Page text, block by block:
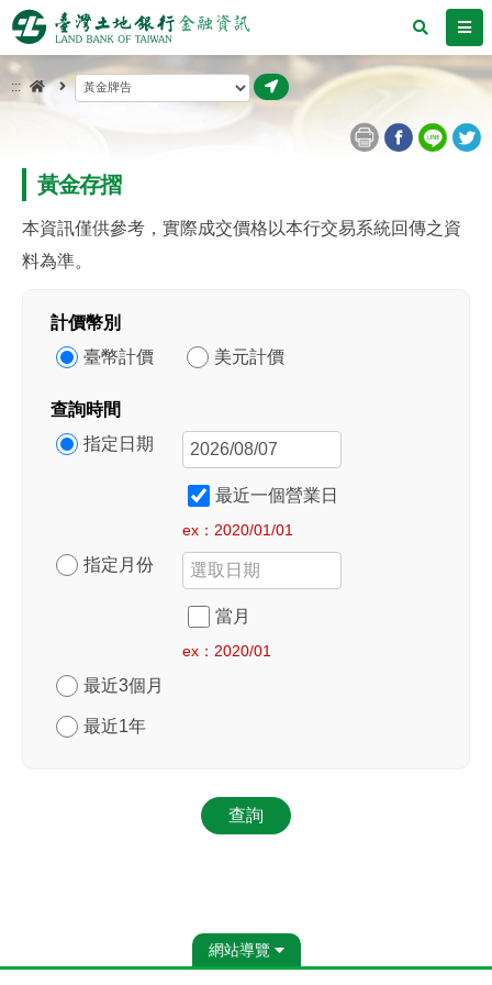
跳
到
主
search
:::
首
前往
黃金存摺
本資訊僅供參考，實際成交價格以本行交易系統回傳之資
料為準。
計價幣別
臺幣計價
美元計價
查詢時間
指定日期
最近一個營業日
ex：2020/01/01
指定月份
當月
ex：2020/01
最近3個月
最近1年
查詢
網站導覽